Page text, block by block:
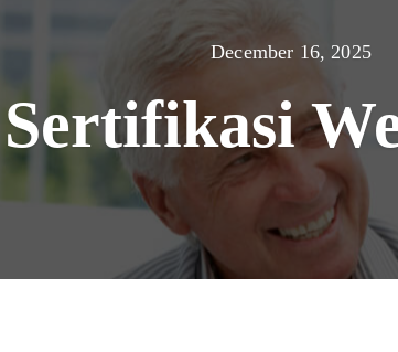
December 16, 2025